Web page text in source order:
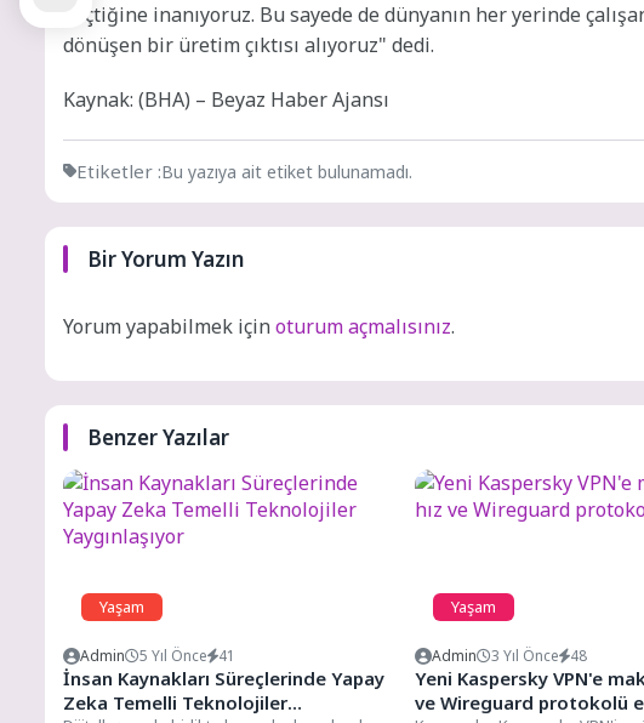
geçtiğine inanıyoruz. Bu sayede de dünyanın her yerinde
dönüşen bir üretim çıktısı alıyoruz" dedi.
Kaynak: (BHA) – Beyaz Haber Ajansı
Etiketler :Bu yazıya ait etiket bulunamadı.
Bir Yorum Yazın
Yorum yapabilmek içinoturum açmalısınız.
Benzer Yazılar
Yaşam
Admin 5 Yıl Önce 41
İnsan Kaynakları Süreçlerinde Yapay
Zeka Temelli Teknolojiler
Yaşam
Admin 3 Yıl Önce 48
Yeni Kaspersky VPN'e
ve Wireguard protokolü